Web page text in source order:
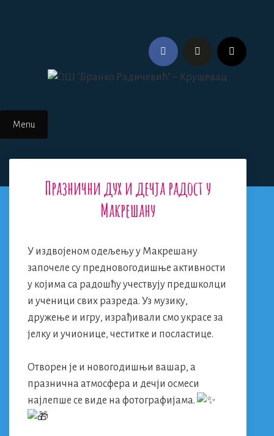
Menu
Празнични дух и дечја радост у
Макрешану
У издвојеном одељењу у Макрешану
започеле су предновогодишње активности
у којима са радошћу учествују предшколци
и ученици свих разреда. Уз музику,
дружење и игру, израђивали смо украсе за
јелку и учионице, честитке и посластице.
Отворен је и новогодишњи вашар, а
празнична атмосфера и дечји осмеси
најлепше се виде на фотографијама.